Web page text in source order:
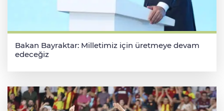
Bakan Bayraktar: Milletimiz için üretmeye devam
edeceğiz